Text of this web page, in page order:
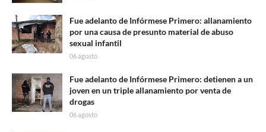
Fue adelanto de Infórmese Primero: allanamiento
por una causa de presunto material de abuso
sexual infantil
06 agosto
Fue adelanto de Infórmese Primero: detienen a un
joven en un triple allanamiento por venta de
drogas
06 agosto